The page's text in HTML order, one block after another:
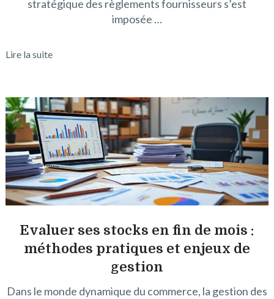
stratégique des règlements fournisseurs s’est
imposée …
Lire la suite
Evaluer ses stocks en fin de mois :
méthodes pratiques et enjeux de
gestion
Dans le monde dynamique du commerce, la gestion des